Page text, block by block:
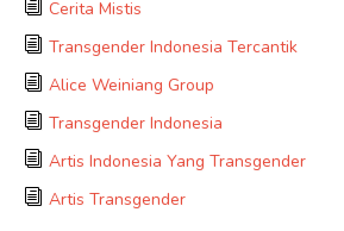
Cerita Mistis
Transgender Indonesia Tercantik
Alice Weiniang Group
Transgender Indonesia
Artis Indonesia Yang Transgender
Artis Transgender